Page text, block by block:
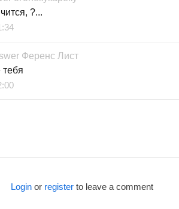
?...
Ференс Лист
Login or register to leave a comment